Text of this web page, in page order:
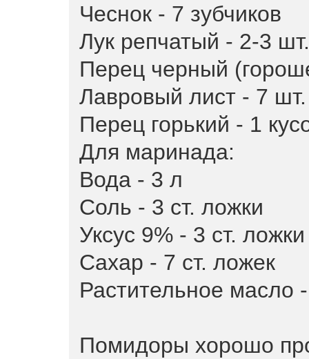
Чеснок - 7 зубчиков
Лук репчатый - 2-3 шт.
Перец черный
Лавровый лист - 7 шт.
Перец горький - 1
Для маринада:
Вода - 3 л
Соль - 3 ст. ложки
Уксус 9% - 3 ст. ложки
Сахар - 7 ст. ложек
Растительное масло
Помидоры хорошо